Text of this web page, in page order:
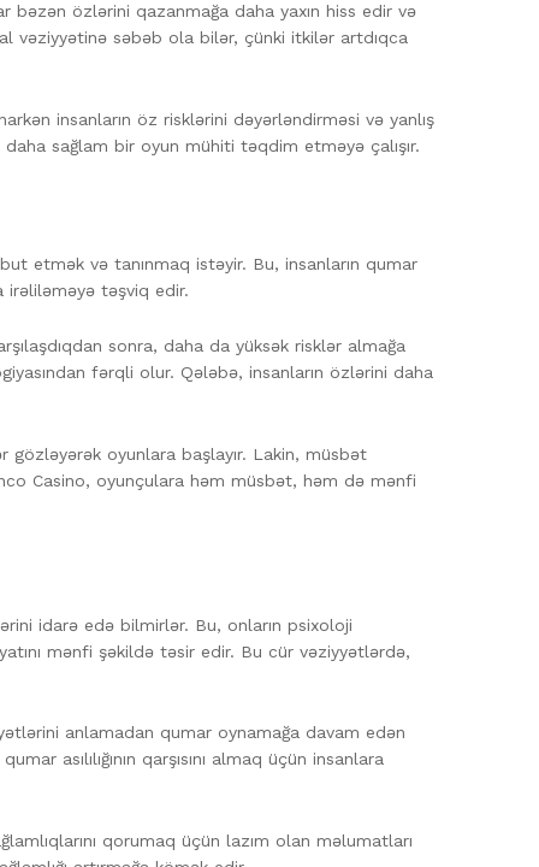
bəzən özlərini qazanmağa daha yaxın hiss edir və
vəziyyətinə səbəb ola bilər, çünki itkilər artdıqca
insanların öz risklərini dəyərləndirməsi və yanlış
sağlam bir oyun mühiti təqdim etməyə çalışır.
etmək və tanınmaq istəyir. Bu, insanların qumar
irəliləməyə təşviq edir.
sonra, daha da yüksək risklər almağa
fərqli olur. Qələbə, insanların özlərini daha
oyunlara başlayır. Lakin, müsbət
Casino, oyunçulara həm müsbət, həm də mənfi
idarə edə bilmirlər. Bu, onların psixoloji
mənfi şəkildə təsir edir. Bu cür vəziyyətlərdə,
anlamadan qumar oynamağa davam edən
asılılığının qarşısını almaq üçün insanlara
qorumaq üçün lazım olan məlumatları